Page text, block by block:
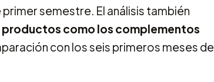
semestre. El análisis también
como los complementos
con los seis primeros meses de